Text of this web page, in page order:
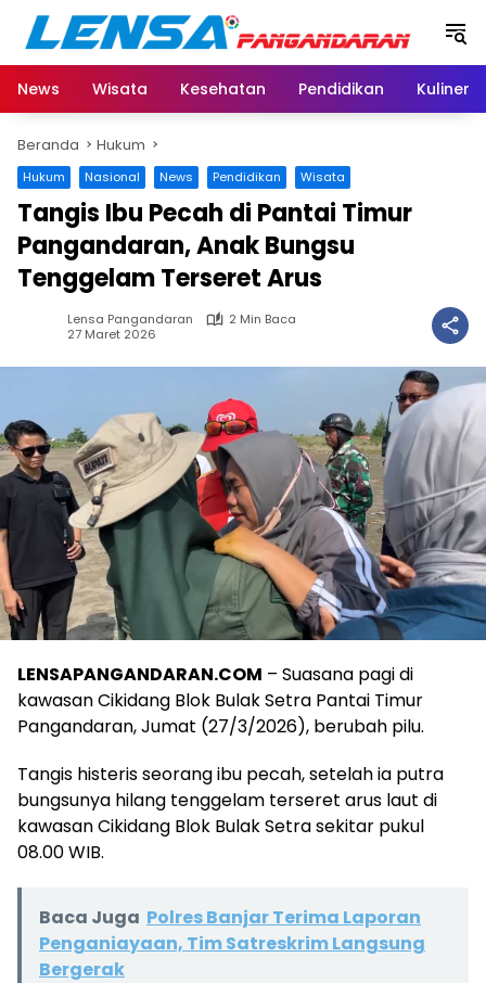
Langsung
konten
News
Wisata Kesehatan Pendidikan Kuliner
Beranda Hukum
Hukum Nasional News Pendidikan Wisata
Tangis Ibu Pecah di Pantai Timur
Pangandaran, Anak Bungsu
Tenggelam Terseret Arus
Lensa Pangandaran
2 Min Baca
27 Maret 2026
LENSAPANGANDARAN.COM – Suasana pagi di
kawasan Cikidang Blok Bulak Setra Pantai Timur
Pangandaran, Jumat (27/3/2026), berubah pilu.
Tangis histeris seorang ibu pecah, setelah ia putra
bungsunya hilang tenggelam terseret arus laut di
kawasan Cikidang Blok Bulak Setra sekitar pukul
08.00 WIB.
Baca Juga Polres Banjar Terima Laporan
Penganiayaan, Tim Satreskrim Langsung
Bergerak